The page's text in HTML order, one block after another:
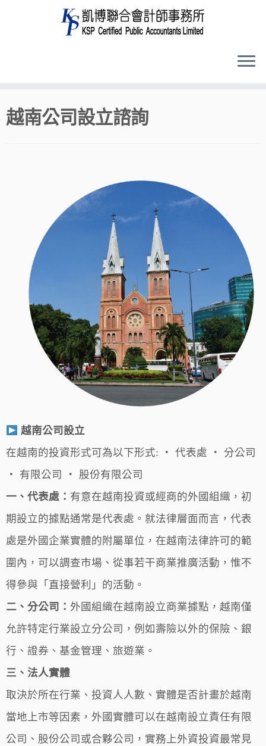
to
content
越南公司設立諮詢
越南公司設立
在越南的投資形式可為以下形式: ・ 代表處 ・ 分公司
・ 有限公司 ・ 股份有限公司
一、代表處： 有意在越南投資或經商的外國組織，初
期設立的據點通常是代表處。就法律層面而言，代表
處是外國企業實體的附屬單位，在越南法律許可的範
圍內，可以調查市場、從事若干商業推廣活動，惟不
得參與「直接營利」的活動。
二、分公司： 外國組織在越南設立商業據點，越南僅
允許特定行業設立分公司，例如壽險以外的保險、銀
行、證券、基金管理、旅遊業。
三、法人實體
取決於所在行業、投資人人數、實體是否計畫於越南
當地上市等因素，外國實體可以在越南設立責任有限
公司、股份公司或合夥公司，實務上外資投資最常見